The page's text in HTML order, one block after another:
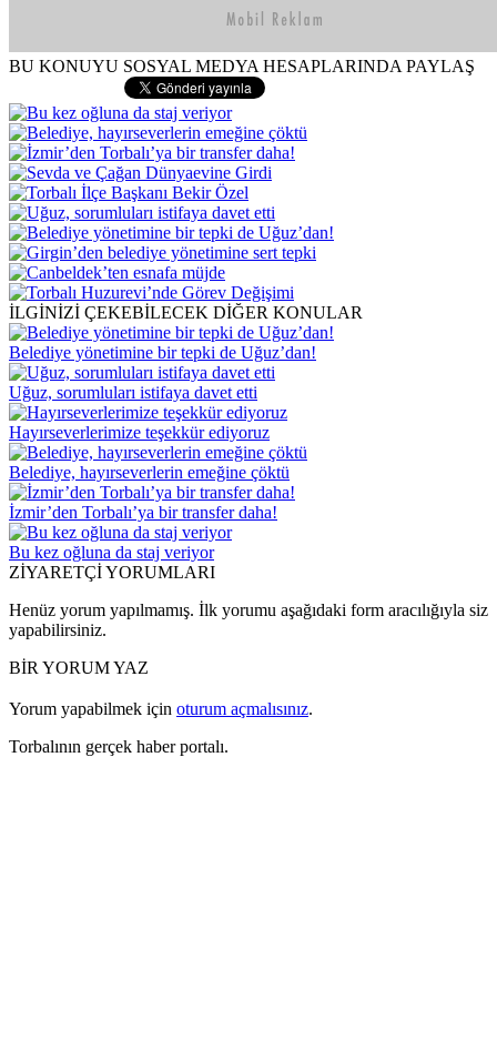
BU KONUYU SOSYAL MEDYA HESAPLARINDA PAYLAŞ
İLGİNİZİ ÇEKEBİLECEK DİĞER KONULAR
Belediye yönetimine bir tepki de Uğuz’dan!
Uğuz, sorumluları istifaya davet etti
Hayırseverlerimize teşekkür ediyoruz
Belediye, hayırseverlerin emeğine çöktü
İzmir’den Torbalı’ya bir transfer daha!
Bu kez oğluna da staj veriyor
ZİYARETÇİ YORUMLARI
Henüz yorum yapılmamış. İlk yorumu aşağıdaki form aracılığıyla siz
yapabilirsiniz.
BİR YORUM YAZ
Yorum yapabilmek için oturum açmalısınız.
Torbalının gerçek haber portalı.